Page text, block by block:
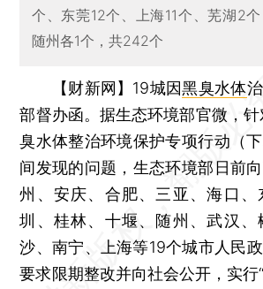
个、东莞12个、上海11个、芜湖2个
随州各1个，共242个
【财新网】 19城因黑臭水体
部督办函。据生态环境部官微，
臭水体整治环境保护专项行动（
间发现的问题，生态环境部日前
州、安庆、合肥、三亚、海口、
圳、桂林、十堰、随州、武汉、
沙、南宁、上海等19个城市人民
要求限期整改并向社会公开，实行